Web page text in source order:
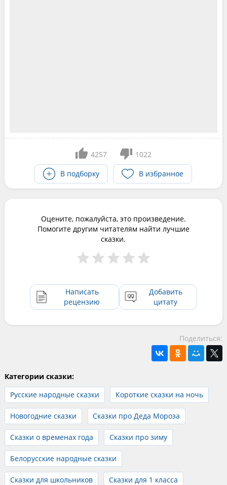
4257
1022
В подборку
В избранное
Оцените, пожалуйста, это произведение.
Помогите другим читателям найти лучшие
сказки.
Написать
рецензию
Добавить
цитату
Поделиться:
Категории сказки:
Русские народные сказки
Короткие сказки на ночь
Новогодние сказки Сказки про Деда Мороза
Сказки о временах года Сказки про зиму
Белорусские народные сказки
Сказки для школьников Сказки для 1 класса